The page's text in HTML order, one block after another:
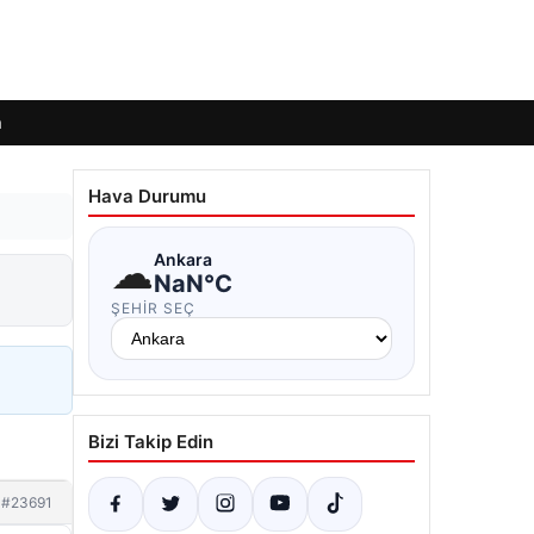
#23691
Hava Durumu
☁Ankara
NaN°C
ŞEHIR SEÇ
Bizi Takip Edin